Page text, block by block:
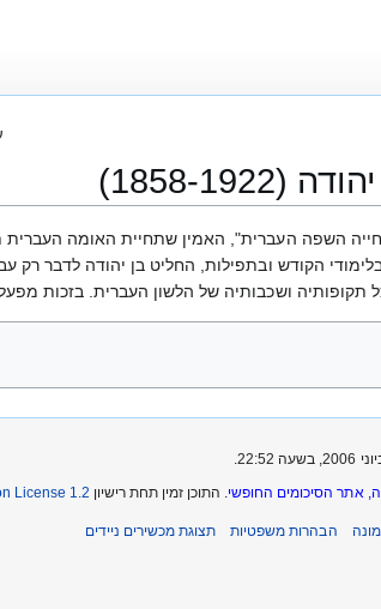
1922)
השפה העברית", האמין שתחיית האומה
הקודש ובתפילות, החליט בן יהודה לדבר רק
תקופותיה ושכבותיה של הלשון העברית. בזכות
אתר הסיכומים החופשי. התוכן זמין תחת רישיון License 1.2
הבהרות משפטיות תצוגת מכשירים ניידים